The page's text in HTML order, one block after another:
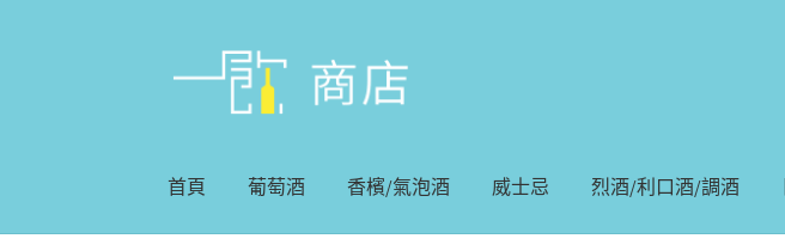
首頁 葡萄酒 香檳/氣泡酒 威士忌 烈酒/利口酒/調酒